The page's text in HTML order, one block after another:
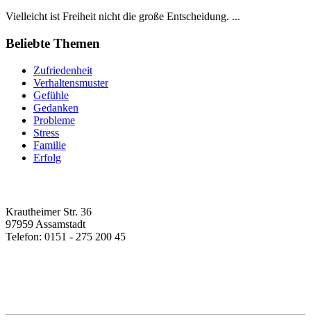
Vielleicht ist Freiheit nicht die große Entscheidung. ...
Beliebte Themen
Zufriedenheit
Verhaltensmuster
Gefühle
Gedanken
Probleme
Stress
Familie
Erfolg
Krautheimer Str. 36
97959 Assamstadt
Telefon: 0151 - 275 200 45